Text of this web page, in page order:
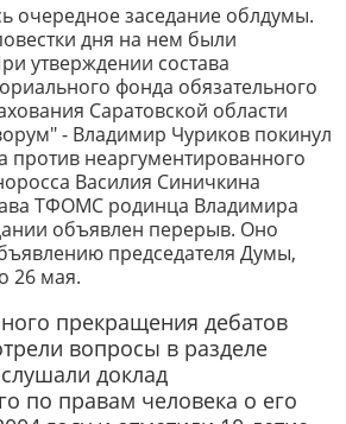
очередное заседание облдумы.
дня на нем были
утверждении состава
фонда обязательного
Саратовской области
- Владимир Чуриков покинул
против неаргументированного
Василия Синичкина
ТФОМС родинца Владимира
объявлен перерыв. Оно
председателя Думы,
26 мая.
прекращения дебатов
вопросы в разделе
доклад
по правам человека о его